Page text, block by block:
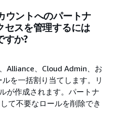
ウントへのパートナ
セスを管理するには
すか?
Alliance、Cloud Admin、お
ルを一括割り当てします。リ
が作成されます。パートナ
て不要なロールを削除でき